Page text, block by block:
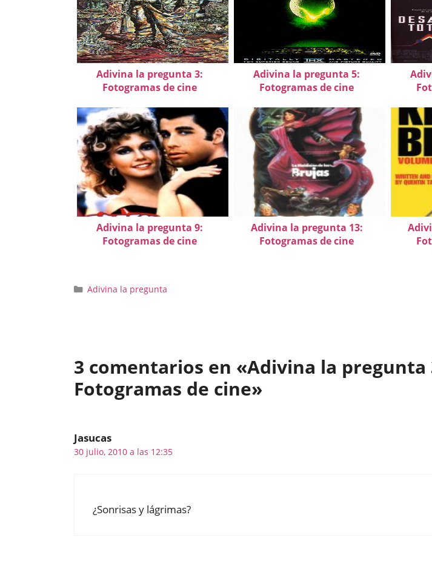
Adivina la pregunta 3:
Fotogramas de cine
Adivina la pregunta 5:
Fotogramas de cine
Adivina la pregunta 9:
Fotogramas de cine
Adivina la pregunta 13:
Fotogramas de cine
Categorías
Adivina la pregunta
3 comentarios en «Adivina la pregunta
Fotogramas de cine»
Jasucas
30 julio, 2010 a las 12:35
¿Sonrisas y lágrimas?